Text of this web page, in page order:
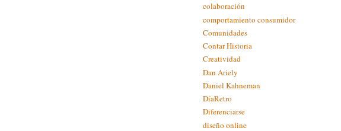
colaboración
comportamiento consumidor
Comunidades
Contar Historia
Creatividad
Dan Ariely
Daniel Kahneman
DíaRetro
Diferenciarse
diseño online